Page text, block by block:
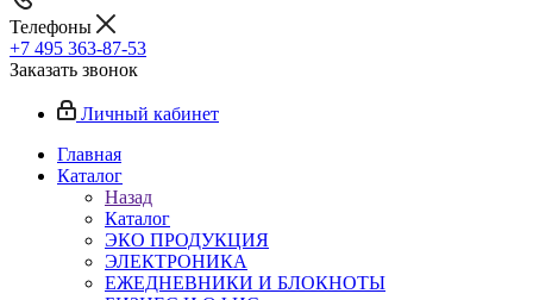
Телефоны
+7 495 363-87-53
Заказать звонок
Личный кабинет
Главная
Каталог
Назад
Каталог
ЭКО ПРОДУКЦИЯ
ЭЛЕКТРОНИКА
ЕЖЕДНЕВНИКИ И БЛОКНОТЫ